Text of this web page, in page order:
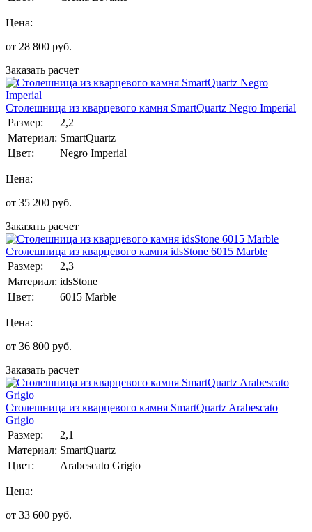
Цена:
от 28 800 руб.
Заказать расчет
Столешница из кварцевого камня SmartQuartz Negro Imperial
Размер:
2,2
Материал: SmartQuartz
Цвет:
Negro Imperial
Цена:
от 35 200 руб.
Заказать расчет
Столешница из кварцевого камня idsStone 6015 Marble
Размер:
2,3
Материал: idsStone
Цвет:
6015 Marble
Цена:
от 36 800 руб.
Заказать расчет
Столешница из кварцевого камня SmartQuartz Arabescato
Grigio
Размер:
2,1
Материал: SmartQuartz
Цвет:
Arabescato Grigio
Цена:
от 33 600 руб.